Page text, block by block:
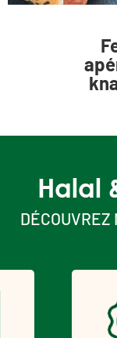
Halal
DÉCOUVREZ